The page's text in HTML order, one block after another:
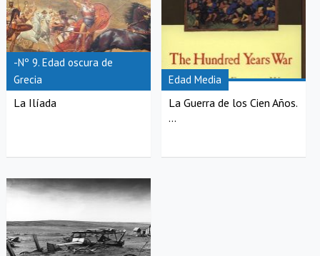
-Nº 9. Edad oscura de
Grecia
La Ilíada
Edad Media
La Guerra de los Cien Años.
...